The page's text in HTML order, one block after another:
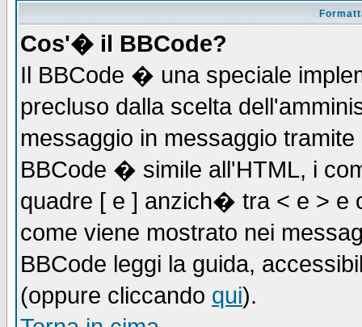
Cos'� il BBCode?
Il BBCode � una speciale
precluso dalla scelta
messaggio in messaggio
BBCode � simile all'HTML, i
quadre [ e ] anzich� tra < e > e
come viene mostrato nei
BBCode leggi la guida,
(oppure cliccando qui).